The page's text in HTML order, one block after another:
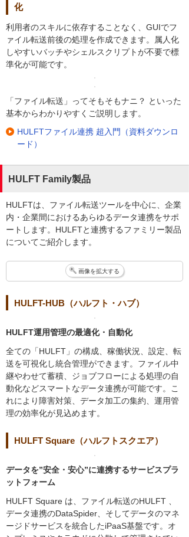
化
利用者のスキルに依存することなく、GUIでフ
ァイル転送前後の処理を作成できます。属人化
しやすいバッチやシェルスクリプトが不要で標
準化が可能です。
「ファイル転送」ってそもそもナニ？ といった
基本からわかりやすくご説明します。
HULFTファイル連携 超入門（資料ダウンロ
ード）
HULFT Family製品
HULFTは、ファイル転送ツールを中心に、企業
内・企業間におけるあらゆるデータ連携をサポ
ートします。HULFTと連携するファミリー製品
についてご紹介します。
画像を拡大する
HULFT-HUB（ハルフト・ハブ）
HULFT運用管理の最適化・自動化
全ての「HULFT」の構成、稼働状況、設定、転
送を可視化し統合管理ができます。ファイル中
継やわせて蓄積、ジョブフローによる処理の自
動化などスマートなデータ連携が可能です。こ
れにより障害対策、データ加工の集約、運用管
理の効率化が見込めます。
HULFT Square（ハルフトスクエア）
データを”安全・安心”に連携するサービスプラ
ットフォーム
HULFT Square は、ファイル転送のHULFT 、
データ連携のDataSpider、そしてデータのマネ
ージドサービスを統合したiPaaS基盤です。オ